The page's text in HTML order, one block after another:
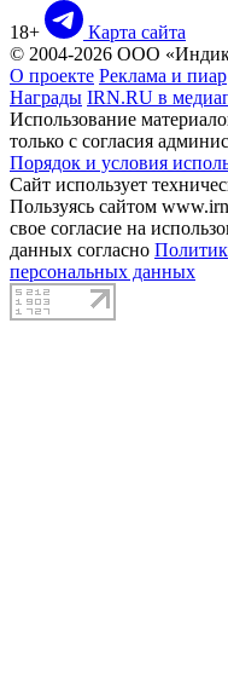
18+
Карта сайта
© 2004-2026 ООО
О проекте Реклама и пиар
Награды IRN.RU в
Использование
только с согласия
Порядок и условия
Сайт использует
Пользуясь сайтом
свое согласие на
данных согласно
персональных данных